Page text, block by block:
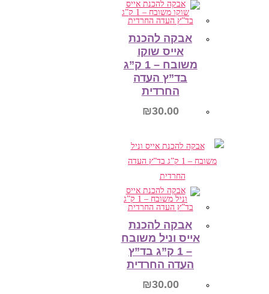
אבקה להכנת
אייס שוקו
משובח – 1 ק”ג
בד”ץ העדה
החרדית
₪30.00
הוספה לסל
אבקה להכנת
אייס וניל משובח
– 1 ק”ג בד”ץ
העדה החרדית
₪30.00